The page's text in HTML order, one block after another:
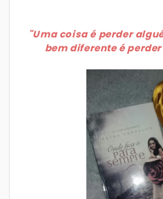
"Uma coisa é perder
bem diferente é